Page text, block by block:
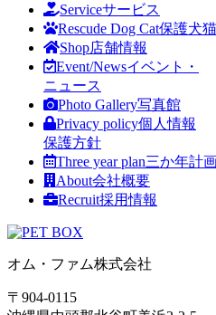
Serviceサービス
Rescude Dog Cat保護犬
Shop店舗情報
Event/Newsイベント・
ニュース
Photo Gallery写真館
Privacy policy個人情報
保護方針
Three year plan三か年計
About会社概要
Recruit採用情報
オム・ファム株式会社
〒904-0115